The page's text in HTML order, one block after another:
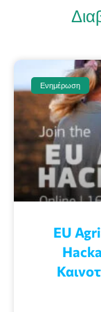
Ενημέρωση
EU